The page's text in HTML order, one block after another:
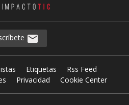
Etiquetas
Rss Feed
Privacidad Cookie Center